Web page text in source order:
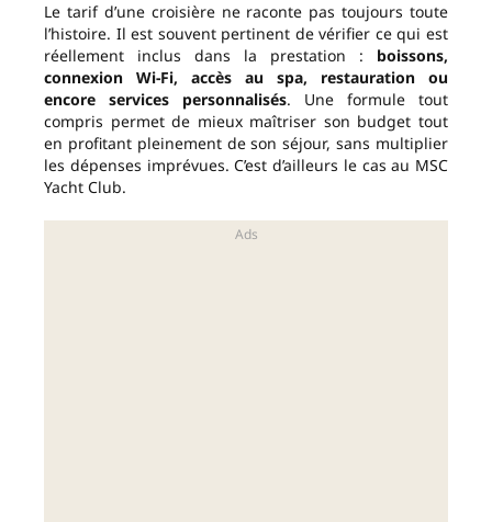
Le tarif d’une croisière ne raconte pas toujours toute
l’histoire. Il est souvent pertinent de vérifier ce qui est
réellement inclus dans la prestation : boissons,
connexion Wi-Fi, accès au spa, restauration ou
encore services personnalisés. Une formule tout
compris permet de mieux maîtriser son budget tout
en profitant pleinement de son séjour, sans multiplier
les dépenses imprévues. C’est d’ailleurs le cas au MSC
Yacht Club.